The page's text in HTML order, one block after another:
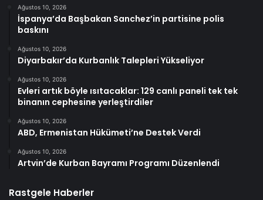
Ağustos 10, 2026
İspanya’da Başbakan Sanchez’in partisine polis
baskını
Ağustos 10, 2026
Diyarbakır’da Kurbanlık Talepleri Yükseliyor
Ağustos 10, 2026
Evleri artık böyle ısıtacaklar: 129 canlı paneli tek tek
binanın cephesine yerleştirdiler
Ağustos 10, 2026
ABD, Ermenistan Hükümeti’ne Destek Verdi
Ağustos 10, 2026
Artvin’de Kurban Bayramı Programı Düzenlendi
Rastgele Haberler